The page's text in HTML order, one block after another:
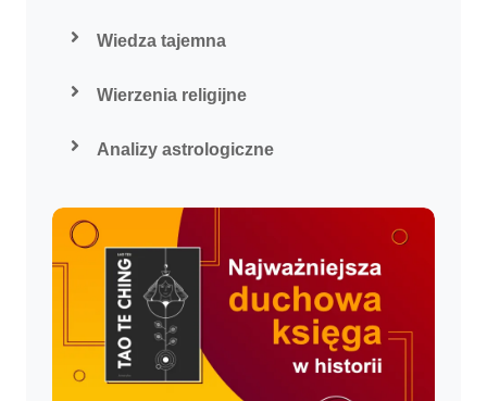
Wiedza tajemna
Wierzenia religijne
Analizy astrologiczne